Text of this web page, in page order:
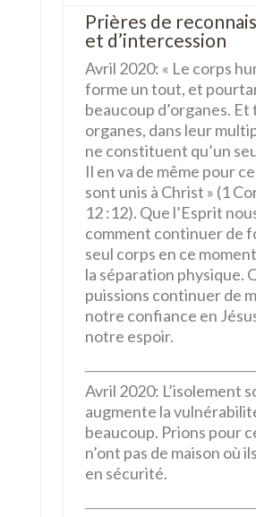
Prières de
et d’intercession
Avril 2020: « Le corps
forme un tout, et
beaucoup d’organes. Et
organes, dans leur
ne constituent qu’un
Il en va de même pour
sont unis à Christ » (1
12 :12). Que l’Esprit
comment continuer de
seul corps en ce
la séparation physique.
puissions continuer de
notre confiance en
notre espoir.
Avril 2020: L’isolement
augmente la
beaucoup. Prions pour
n’ont pas de maison où
en sécurité.